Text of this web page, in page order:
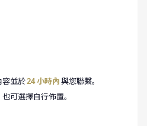
容並於24 小時內與您聯繫。
可選擇自行佈置。